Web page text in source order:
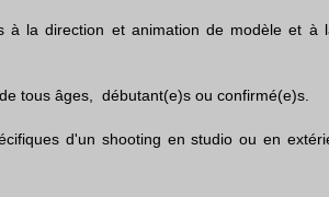
la direction et animation de modèle et à
tous âges, débutant(e)s ou confirmé(e)s.
d'un shooting en studio ou en